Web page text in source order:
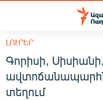
Մատչելիության
հիմնական
բովանդակությանը
Անցնել
հիմնական
մենյուին
ՀԱՅԱՍՏԱՆ
ՔԱՂԱՔԱԿԱՆ
ԼՈՒՐԵՐ
Գորիսի,
տեղում